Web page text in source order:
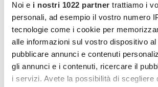
Noi e i nostri 1022 partner trattiamo i
personali, ad esempio il vostro numero
tecnologie come i cookie per
alle informazioni sul vostro dispositivo al
pubblicare annunci e contenuti
gli annunci e i contenuti, ricercare il
i servizi. Avete la possibilità di scegliere
Attraverso varie sezioni, la mostra
dimostrare, le corrispondenze
movimenti, che, pur nati in
hanno rotto entrambi con il
condividono la stessa